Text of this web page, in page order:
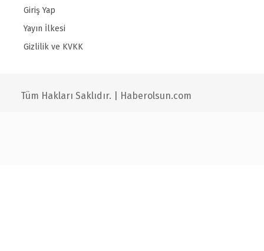
Giriş Yap
Yayın İlkesi
Gizlilik ve KVKK
Tüm Hakları Saklıdır. | Haberolsun.com